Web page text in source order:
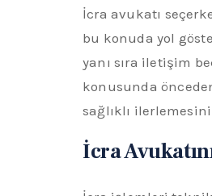
İcra avukatı
bu konuda yol
yanı sıra iletişim
konusunda
sağlıklı
İcra